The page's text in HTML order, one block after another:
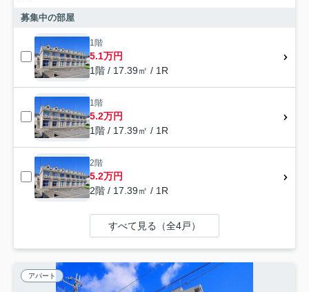
募集中の部屋
1階
5.1万円
1階 / 17.39㎡ / 1R
1階
5.2万円
1階 / 17.39㎡ / 1R
2階
5.2万円
2階 / 17.39㎡ / 1R
すべて見る（全4戸）
アパート